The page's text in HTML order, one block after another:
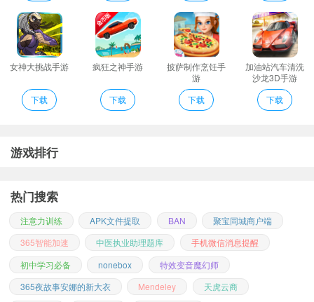
189通讯平台说明
1、BT手游盒子是穷游互娱开发的一款软件内有百款变态手游满V手
游GM手游的辅助工具开服表礼包新游资讯返利资讯各种活动应有尽
有玩家自主申请返利
2、【简单阅读】支持网易QQGmailoutlookhotmail等。邮箱登录。
可以查看全部邮箱未读邮件!
5、多终端登陆非常的便捷如果用户有很多个邮箱账号的话在这里可
6、删除无用的邮件将无用的邮件删除自动划分到已删除的专区；
7、页面简洁很清爽使用起来非常的顺畅APP的反应迅速响应及时非
常好用
女神大挑战手游
下载
疯狂之神手游
下载
披萨制作烹饪手
游
下载
加油站汽车清洗
沙龙3D手游
下载
游戏排行
热门搜索
注意力训练 APK文件提取 BAN
聚宝同城商户端
365智能加速
中医执业助理题库
手机微信消息提醒
初中学习必备
nonebox
特效变音魔幻师
365夜故事安娜的新大衣
Mendeley 天虎云商